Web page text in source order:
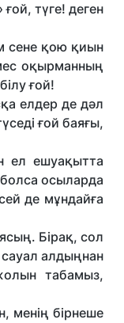
ғой, түге! деген
сене қою қиын
оқырманның
ғой!
елдер де дәл
ғой баяғы,
ел ешуақытта
осыларда
де мұндайға
Бірақ, сол
сауал алдыңнан
табамыз,
менің бірнеше